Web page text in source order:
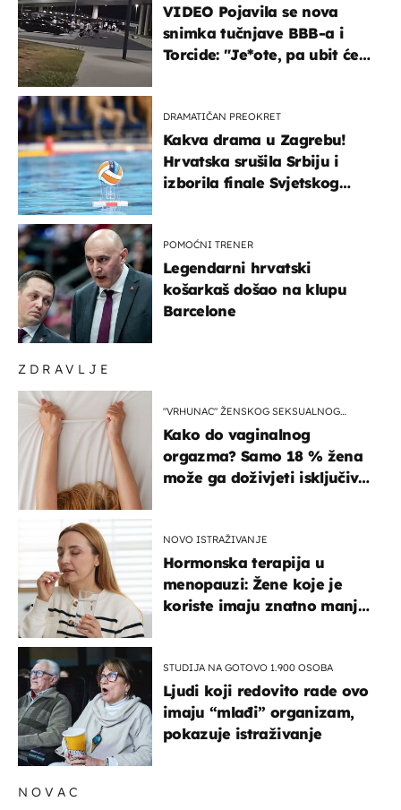
ZDRAVLJE
"VRHUNAC" ŽENSKOG SEKSUALNOG
Kako do vaginalnog
orgazma? Samo 18 % žena
može ga doživjeti isključivo
NOVO ISTRAŽIVANJE
Hormonska terapija u
menopauzi: Žene koje je
koriste imaju znatno manji
STUDIJA NA GOTOVO 1.900 OSOBA
Ljudi koji redovito rade ovo
imaju “mlađi” organizam,
pokazuje istraživanje
VIDEO Pojavila se nova
snimka tučnjave BBB-a i
Torcide: "Je*ote, pa ubit će
DRAMATIČAN PREOKRET
Kakva drama u Zagrebu!
Hrvatska srušila Srbiju i
izborila finale Svjetskog
POMOĆNI TRENER
Legendarni hrvatski
košarkaš došao na klupu
Barcelone
NOVAC